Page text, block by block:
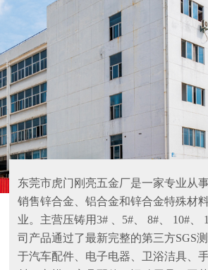
东莞市虎门刚亮五金厂是一家专业从
销售锌合金、铝合金和锌合金特殊材
业。主营压铸用3# 、5#、 8#、 10#、
司产品通过了最新完整的第三方SGS
于汽车配件、电子电器、卫浴洁具、